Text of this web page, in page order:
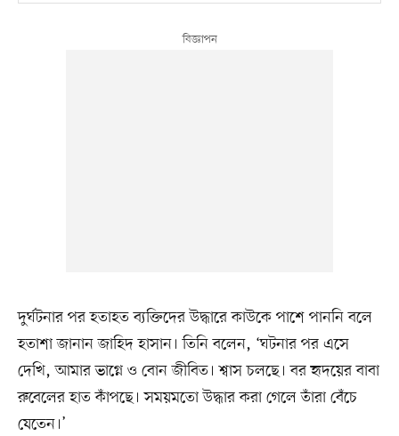
দুর্ঘটনার পর হতাহত ব্যক্তিদের উদ্ধারে কাউকে পাশে পাননি বলে
হতাশা জানান জাহিদ হাসান। তিনি বলেন, ‘ঘটনার পর এসে
দেখি, আমার ভাগ্নে ও বোন জীবিত। শ্বাস চলছে। বর হৃদয়ের বাবা
রুবেলের হাত কাঁপছে। সময়মতো উদ্ধার করা গেলে তাঁরা বেঁচে
যেতেন।’